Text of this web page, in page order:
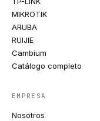
MIKROTIK
ARUBA
RUIJIE
Cambium
Catálogo completo
EMPRESA
Nosotros